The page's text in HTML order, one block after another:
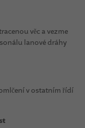
věc a vezme
lanové dráhy
v ostatním řídí